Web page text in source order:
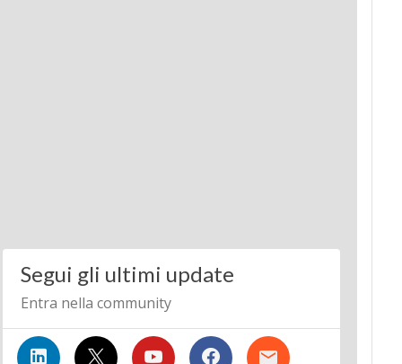
Segui gli ultimi update
Entra nella community